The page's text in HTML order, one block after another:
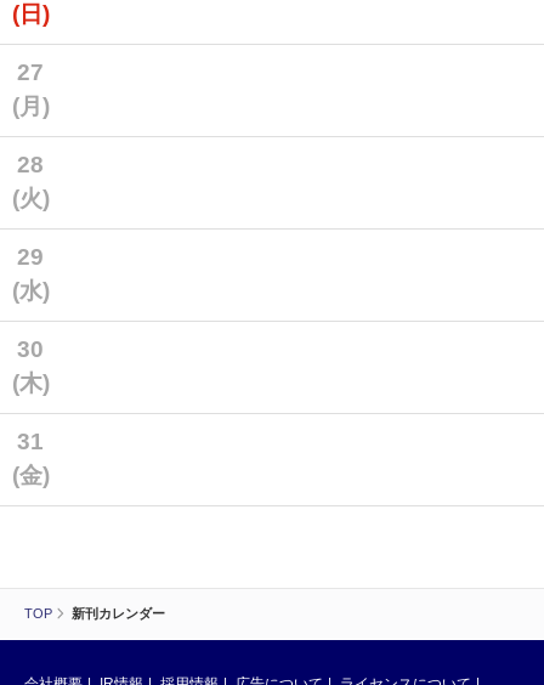
TOP 新刊カレンダー
(日)
27
(月)
28
(火)
29
(水)
30
(木)
31
(金)